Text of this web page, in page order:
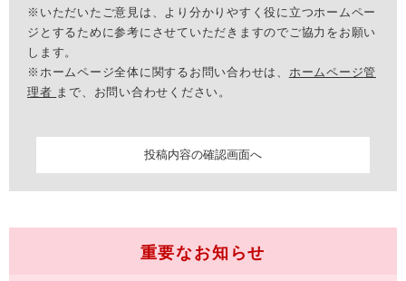
※いただいたご意見は、より分かりやすく役に立つホームペー
ジとするために参考にさせていただきますのでご協力をお願い
します。
※ホームページ全体に関するお問い合わせは、 ホームページ管
理者 まで、お問い合わせください。
重要なお知らせ